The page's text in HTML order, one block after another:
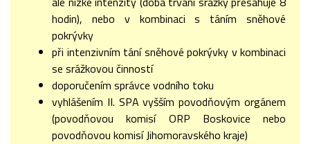
hodin), nebo v kombinaci s táním sněhové
pokrývky
při intenzivním tání sněhové pokrývky v kombinaci
se srážkovou činností
doporučením správce vodního toku
vyhlášením II. SPA vyšším povodňovým orgánem
(povodňovou komisí ORP Boskovice nebo
povodňovou komisí Jihomoravského kraje)